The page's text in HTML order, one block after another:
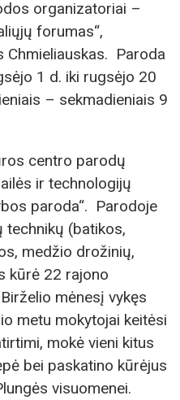
organizatoriai –
forumas“,
Chmieliauskas. Paroda
1 d. iki rugsėjo 20
– sekmadieniais 9
centro parodų
ir technologijų
paroda“. Parodoje
technikų (batikos,
medžio drožinių,
kūrė 22 rajono
mėnesį vykęs
metu mokytojai keitėsi
mokė vieni kitus
bei paskatino kūrėjus
visuomenei.